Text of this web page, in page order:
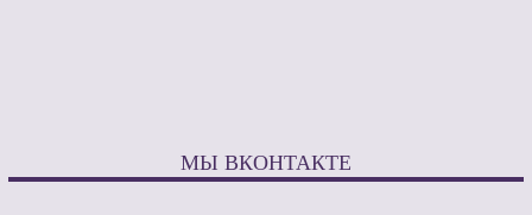
МЫ ВКОНТАКТЕ